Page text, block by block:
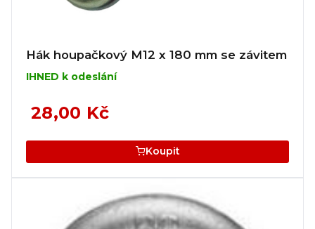
Hák houpačkový M12 x 180 mm se závitem
IHNED k odeslání
28,00 Kč
Koupit